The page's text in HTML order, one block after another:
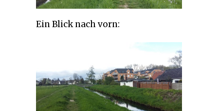
Ein Blick nach vorn: